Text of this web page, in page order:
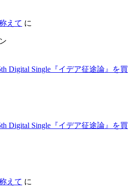
えて に
Digital Single『イデア征途論』を買
Digital Single『イデア征途論』を買
えて に